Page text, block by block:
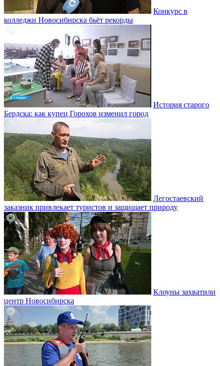
Конкурс в
колледжи Новосибирска бьёт рекорды
История старого
Бердска: как купец Горохов изменил город
Легостаевский
заказник привлекает туристов и защищает природу
Клоуны захватили
центр Новосибирска